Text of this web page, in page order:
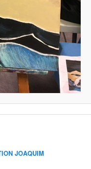
JOAQUIM